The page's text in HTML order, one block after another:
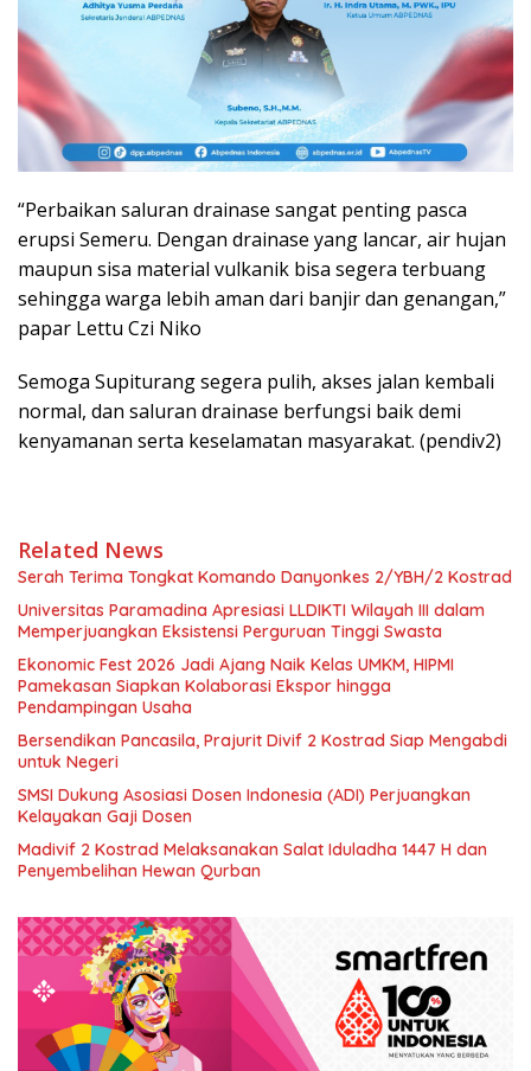
“Perbaikan saluran drainase sangat penting pasca
erupsi Semeru. Dengan drainase yang lancar, air hujan
maupun sisa material vulkanik bisa segera terbuang
sehingga warga lebih aman dari banjir dan genangan,”
papar Lettu Czi Niko
Semoga Supiturang segera pulih, akses jalan kembali
normal, dan saluran drainase berfungsi baik demi
kenyamanan serta keselamatan masyarakat. (pendiv2)
Related News
Serah Terima Tongkat Komando Danyonkes 2/YBH/2 Kostrad
Universitas Paramadina Apresiasi LLDIKTI Wilayah III dalam
Memperjuangkan Eksistensi Perguruan Tinggi Swasta
Ekonomic Fest 2026 Jadi Ajang Naik Kelas UMKM, HIPMI
Pamekasan Siapkan Kolaborasi Ekspor hingga
Pendampingan Usaha
Bersendikan Pancasila, Prajurit Divif 2 Kostrad Siap Mengabdi
untuk Negeri
SMSI Dukung Asosiasi Dosen Indonesia (ADI) Perjuangkan
Kelayakan Gaji Dosen
Madivif 2 Kostrad Melaksanakan Salat Iduladha 1447 H dan
Penyembelihan Hewan Qurban